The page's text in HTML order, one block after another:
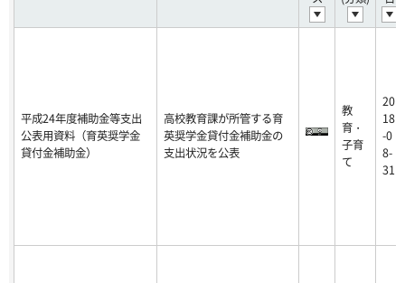
平成24年度補助金等支出
公表用資料（育英奨学金
貸付金補助金）
高校教育課が所管する育
英奨学金貸付金補助金の
支出状況を公表
教
育・
子育
て
20
18
-0
8-
31